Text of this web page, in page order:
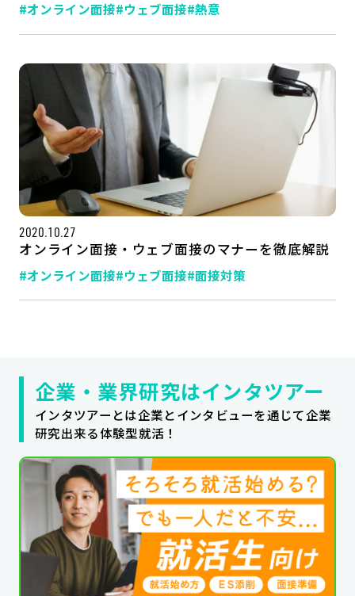
LINE登録
サイトマップ
運営会社
プライバシーポリシー
公式SNSはこちら
#オンライン面接#ウェブ面接#熱意
2020.10.27
オンライン面接・ウェブ面接のマナーを徹底解説
#オンライン面接#ウェブ面接#面接対策
企業・業界研究はインタツアー
インタツアーとは企業とインタビューを通じて企業
研究出来る体験型就活！